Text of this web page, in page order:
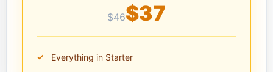
$46$37
Everything in Starter